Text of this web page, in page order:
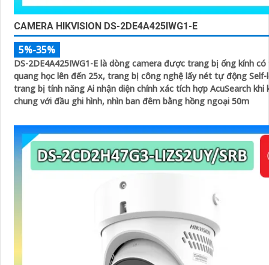
CAMERA HIKVISION DS-2DE4A425IWG1-E
5%-35%
DS-2DE4A425IWG1-E là dòng camera được trang bị ống kính
quang học lên đến 25x, trang bị công nghệ lấy nét tự động Self-
trang bị tính năng Ai nhận diện chính xác tích hợp AcuSearch khi
chung với đầu ghi hình, nhìn ban đêm bằng hồng ngoại 50m